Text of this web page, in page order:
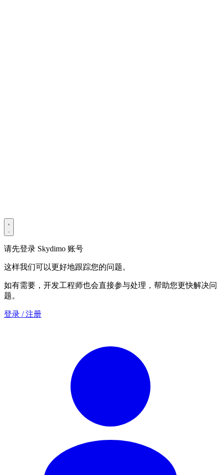
请先登录 Skydimo 账号
这样我们可以更好地跟踪您的问题。
如有需要，开发工程师也会直接参与处理，帮助您更快解决问
题。
登录 / 注册